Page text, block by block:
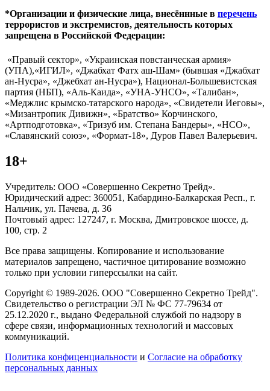
*Организации и физические лица, внесённные в перечень
террористов и экстремистов, деятельность которых
запрещена в Российской Федерации:
«Правый сектор», «Украинская повстанческая армия»
(УПА),«ИГИЛ», «Джабхат Фатх аш-Шам» (бывшая «Джабхат
ан-Нусра», «Джебхат ан-Нусра»), Национал-Большевистская
партия (НБП), «Аль-Каида», «УНА-УНСО», «Талибан»,
«Меджлис крымско-татарского народа», «Свидетели Иеговы»,
«Мизантропик Дивижн», «Братство» Корчинского,
«Артподготовка», «Тризуб им. Степана Бандеры», «НСО»,
«Славянский союз», «Формат-18», Дуров Павел Валерьевич.
18+
Учредитель: ООО «Совершенно Секретно Трейд».
Юридический адрес: 360051, Кабардино-Балкарская Респ., г.
Нальчик, ул. Пачева, д. 36
Почтовый адрес: 127247, г. Москва, Дмитровское шоссе, д.
100, стр. 2
Все права защищены. Копирование и использование
материалов запрещено, частичное цитирование возможно
только при условии гиперссылки на сайт.
Copyright © 1989-2026. ООО "Совершенно Секретно Трейд".
Свидетельство о регистрации ЭЛ № ФС 77-79634 от
25.12.2020 г., выдано Федеральной службой по надзору в
сфере связи, информационных технологий и массовых
коммуникаций.
Политика конфиценциальности и Согласие на обработку
персональных данных